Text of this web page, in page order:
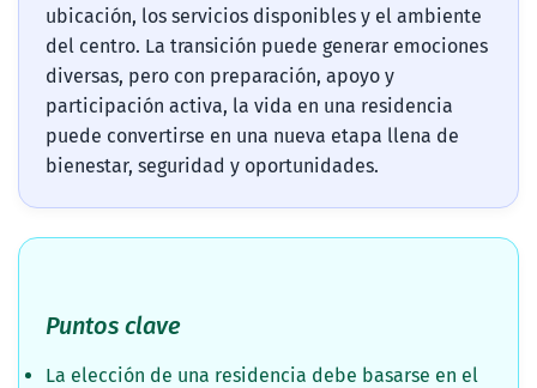
ubicación, los servicios disponibles y el ambiente
del centro. La transición puede generar emociones
diversas, pero con preparación, apoyo y
participación activa, la vida en una residencia
puede convertirse en una nueva etapa llena de
bienestar, seguridad y oportunidades.
Puntos clave
La elección de una residencia debe basarse en el